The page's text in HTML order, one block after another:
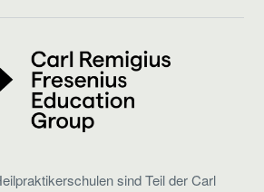
sind Teil der Carl